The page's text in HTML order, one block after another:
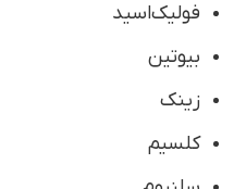
فولیک‌اسید
بیوتین
زینک
کلسیم